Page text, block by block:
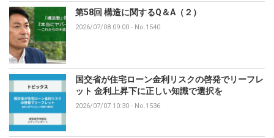
第58回 構造に関するQ＆A（２）
2026/07/08 09:00 - No.1540
国交省が住宅ローン金利リスクの啓発でリーフレ
ット 金利上昇下に正しい知識で選択を
2026/07/07 10:30 - No.1536